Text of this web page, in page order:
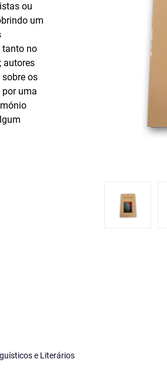
ou
um
tanto no
autores
os
uma
e Literários